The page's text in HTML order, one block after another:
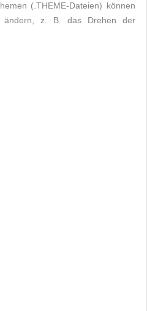
(.THEME-Dateien) können
ändern, z. B. das Drehen der